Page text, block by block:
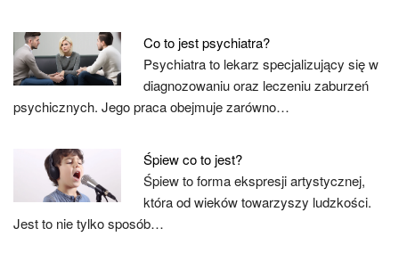
Co to jest psychiatra?
Psychiatra to lekarz specjalizujący się w
diagnozowaniu oraz leczeniu zaburzeń
psychicznych. Jego praca obejmuje zarówno…
Śpiew co to jest?
Śpiew to forma ekspresji artystycznej,
która od wieków towarzyszy ludzkości.
Jest to nie tylko sposób…